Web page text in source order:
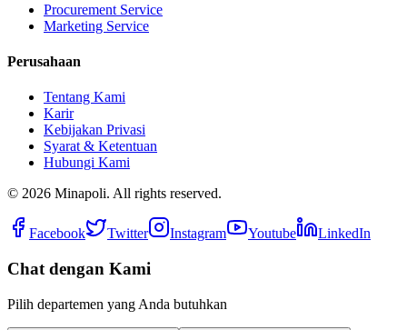
Procurement Service
Marketing Service
Perusahaan
Tentang Kami
Karir
Kebijakan Privasi
Syarat & Ketentuan
Hubungi Kami
© 2026 Minapoli. All rights reserved.
Facebook Twitter Instagram Youtube LinkedIn
Chat dengan Kami
Pilih departemen yang Anda butuhkan